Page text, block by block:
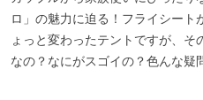
ロ」の魅力に迫る！フライシー
ょっと変わったテントですが、
なの？なにがスゴイの？色んな疑